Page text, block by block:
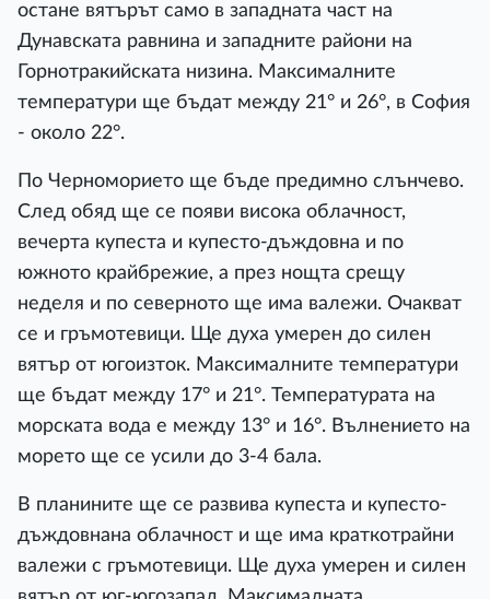
остане вятърът само в западната част на
Дунавската равнина и западните райони на
Горнотракийската низина. Максималните
температури ще бъдат между 21° и 26°, в София
- около 22°.
По Черноморието ще бъде предимно слънчево.
След обяд ще се появи висока облачност,
вечерта купеста и купесто-дъждовна и по
южното крайбрежие, а през нощта срещу
неделя и по северното ще има валежи. Очакват
се и гръмотевици. Ще духа умерен до силен
вятър от югоизток. Максималните температури
ще бъдат между 17° и 21°. Температурата на
морската вода е между 13° и 16°. Вълнението на
морето ще се усили до 3-4 бала.
В планините ще се развива купеста и купесто-
дъждовнана облачност и ще има краткотрайни
валежи с гръмотевици. Ще духа умерен и силен